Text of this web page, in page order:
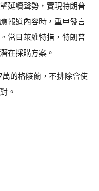
延續聲勢，實現特朗普
報道內容時，重申發言
當日萊維特指，特朗普
在採購方案。
的格陵蘭，不排除會使
。